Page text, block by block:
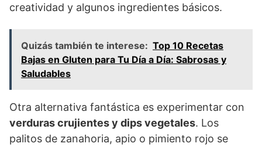
creatividad y algunos ingredientes básicos.
Quizás también te interese: Top 10 Recetas
Bajas en Gluten para Tu Día a Día: Sabrosas y
Saludables
Otra alternativa fantástica es experimentar con
verduras crujientes y dips vegetales. Los
palitos de zanahoria, apio o pimiento rojo se